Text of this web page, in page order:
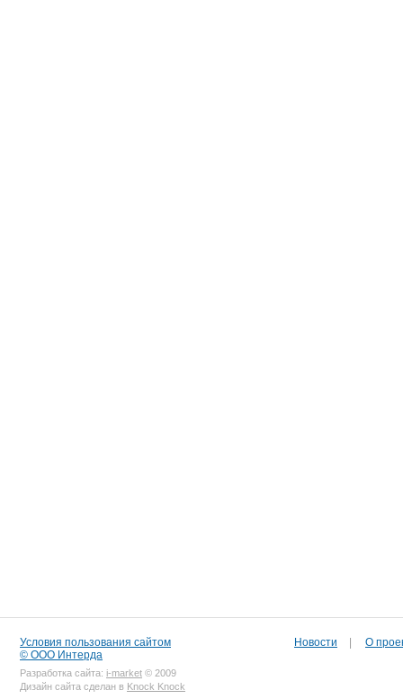
Условия пользования сайтом
© ООО Интерда
Разработка сайта: i-market © 2009
Дизайн сайта сделан в Knock Knock
Новости О